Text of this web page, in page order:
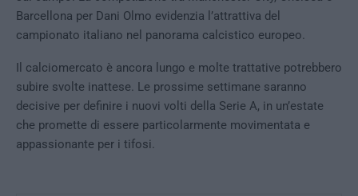
Barcellona per Dani Olmo evidenzia l’attrattiva del
campionato italiano nel panorama calcistico europeo.
Il calciomercato è ancora lungo e molte trattative potrebbero
subire svolte inattese. Le prossime settimane saranno
decisive per definire i nuovi volti della Serie A, in un’estate
che promette di essere particolarmente movimentata e
appassionante per i tifosi.